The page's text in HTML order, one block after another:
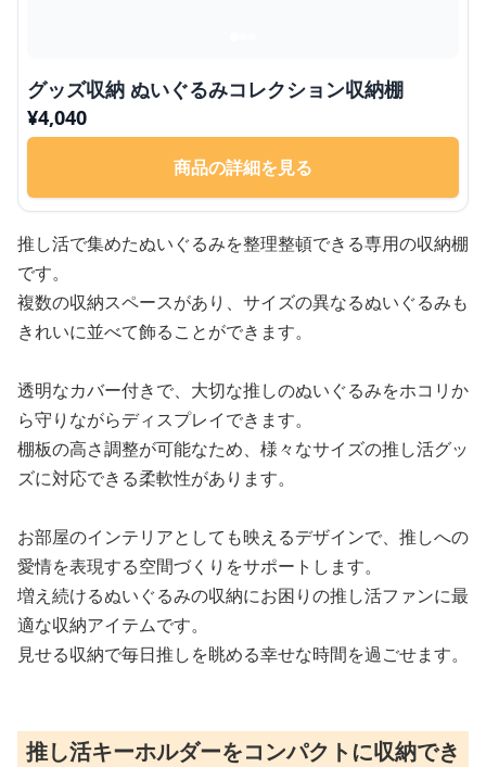
グッズ収納 ぬいぐるみコレクション収納棚
¥4,040
商品の詳細を見る
推し活で集めたぬいぐるみを整理整頓できる専用の収納棚
です。
複数の収納スペースがあり、サイズの異なるぬいぐるみも
きれいに並べて飾ることができます。
透明なカバー付きで、大切な推しのぬいぐるみをホコリか
ら守りながらディスプレイできます。
棚板の高さ調整が可能なため、様々なサイズの推し活グッ
ズに対応できる柔軟性があります。
お部屋のインテリアとしても映えるデザインで、推しへの
愛情を表現する空間づくりをサポートします。
増え続けるぬいぐるみの収納にお困りの推し活ファンに最
適な収納アイテムです。
見せる収納で毎日推しを眺める幸せな時間を過ごせます。
推し活キーホルダーをコンパクトに収納でき